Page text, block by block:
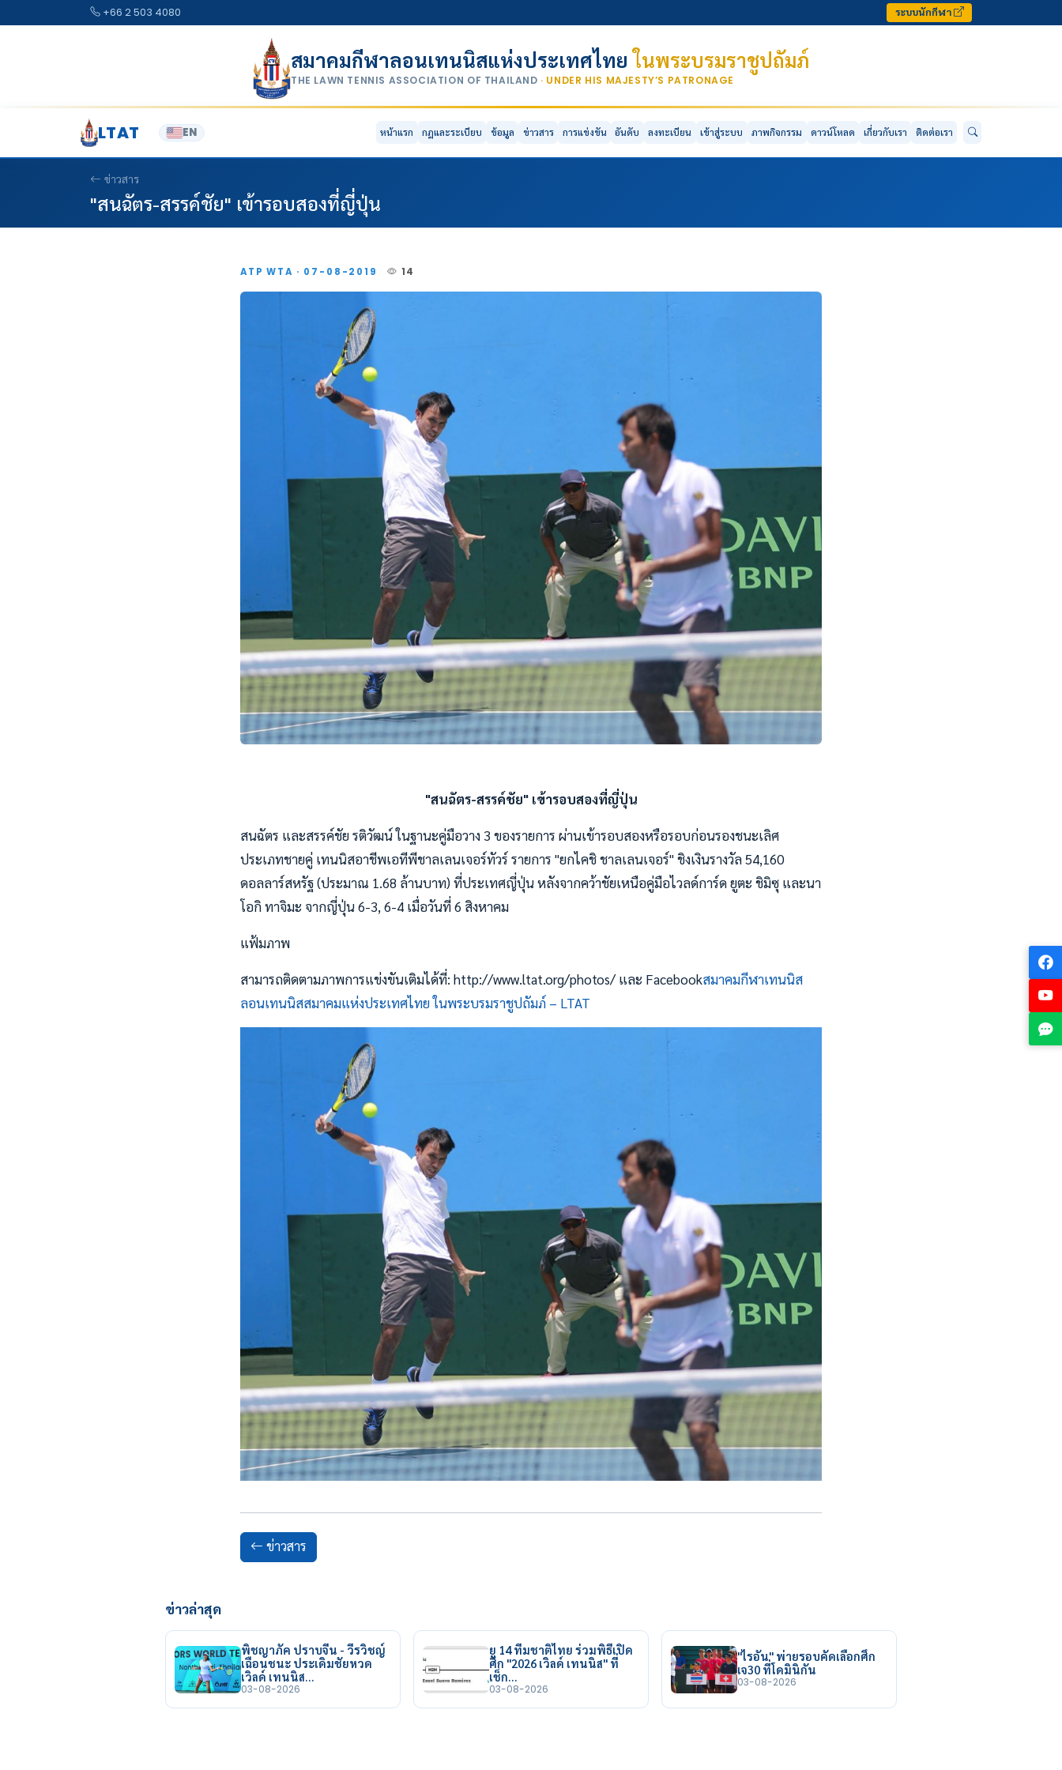
+66 2 503 4080 ระบบนักกีฬา
สมาคมกีฬาลอนเทนนิสแห่งประเทศไทยในพระบรมราชูปถัมภ์
THE LAWN TENNIS ASSOCIATION OF THAILAND · UNDER HIS MAJESTY’S PATRONAGE
LTAT EN หน้าแรก กฎและระเบียบ ข้อมูล ข่าวสาร การแข่งขัน อันดับ ลงทะเบียน เข้าสู่ระบบ ภาพกิจกรรม ดาวน์โหลด เกี่ยวกับเรา ติดต่อเรา
ข่าวสาร
"สนฉัตร-สรรค์ชัย" เข้ารอบสองที่ญี่ปุ่น
ATP WTA · 07-08-2019 14
"สนฉัตร-สรรค์ชัย" เข้ารอบสองที่ญี่ปุ่น
สนฉัตร และสรรค์ชัย รติวัฒน์ ในฐานะคู่มือวาง 3 ของรายการ ผ่านเข้ารอบสองหรือรอบก่อนรองชนะเลิศ
ประเภทชายคู่ เทนนิสอาชีพเอทีพีชาลเลนเจอร์ทัวร์ รายการ "ยกไคชิ ชาลเลนเจอร์" ชิงเงินรางวัล 54,160
ดอลลาร์สหรัฐ (ประมาณ 1.68 ล้านบาท) ที่ประเทศญี่ปุ่น หลังจากคว้าชัยเหนือคู่มือไวลด์การ์ด ยูตะ ชิมิซุ และนา
โอกิ ทาจิมะ จากญี่ปุ่น 6-3, 6-4 เมื่อวันที่ 6 สิงหาคม
แฟ้มภาพ
สามารถติดตามภาพการแข่งขันเติมได้ที่: http://www.ltat.org/photos/ และ Facebookสมาคมกีฬาเทนนิส
ลอนเทนนิสสมาคมแห่งประเทศไทย ในพระบรมราชูปถัมภ์ – LTAT
ข่าวสาร
ข่าวล่าสุด
พิชญาภัค ปราบจีน - วีรวิชญ์
เฉือนชนะ ประเดิมชัยหวด
เวิลด์ เทนนิส…
03-08-2026
ยู 14 ทีมชาติไทย ร่วมพิธีเปิด
ศึก "2026 เวิลด์ เทนนิส" ที่
เช็ก…
03-08-2026
"ไรอัน" พ่ายรอบคัดเลือกศึก
เจ30 ที่โดมินิกัน
03-08-2026